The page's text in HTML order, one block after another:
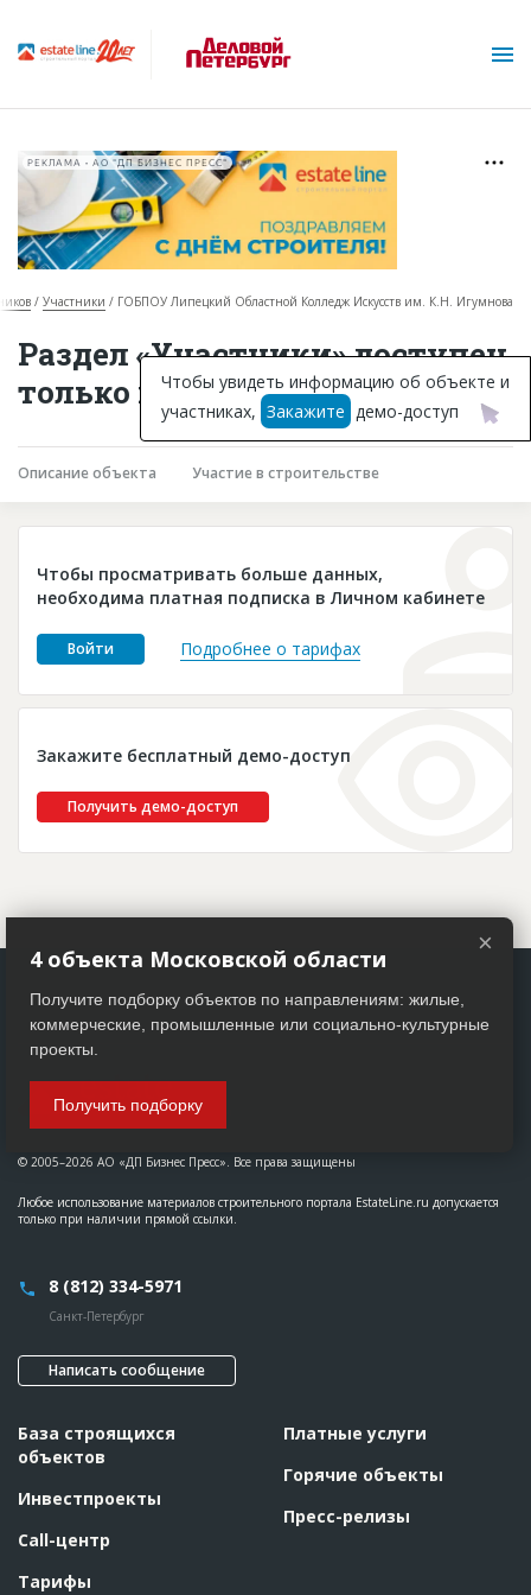
Горячие объекты
База строящихся объектов
Инвестпроекты
Глоссарий
Платные услуги
Пресс-релизы
РЕКЛАМА • АО "ДП БИЗНЕС ПРЕСС"
Участники ГОБПОУ Липецкий Областной Колледж Искусств им. К.Н. Игумнова
Раздел «Участники» доступен
только подписчикам
Описание объекта Участие в строительстве
Чтобы просматривать больше данных,
необходима платная подписка в Личном кабинете
Войти Подробнее о тарифах
Закажите бесплатный демо-доступ
Получить демо-доступ
Чтобы увидеть информацию об объекте и
участниках, Закажите демо-доступ
© 2005–2026 АО «ДП Бизнес Пресс». Все права защищены
Любое использование материалов строительного портала EstateLine.ru допускается
только при наличии прямой ссылки.
8 (812) 334-5971
Санкт-Петербург
Написать сообщение
База строящихся
объектов
Инвестпроекты
Call-центр
Тарифы
Платные услуги
Горячие объекты
Пресс-релизы
×
4 объекта Московской области
Получите подборку объектов по направлениям: жилые,
коммерческие, промышленные или социально-культурные
проекты.
Получить подборку